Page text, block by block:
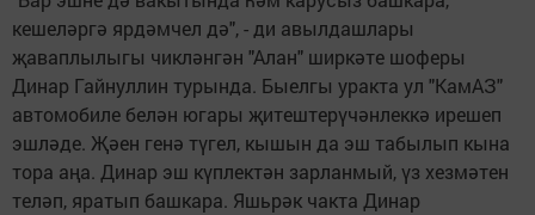
кешеләргә ярдәмчел дә", - ди авылдашлары
җаваплылыгы чикләнгән "Алан" ширкәте шоферы
Динар Гайнуллин турында. Быелгы уракта ул "КамАЗ"
автомобиле белән югары җитештерүчәнлеккә ирешеп
эшләде. Җәен генә түгел, кышын да эш табылып кына
тора аңа. Динар эш күплектән зарланмый, үз хезмәтен
теләп, яратып башкара. Яшьрәк чакта Динар